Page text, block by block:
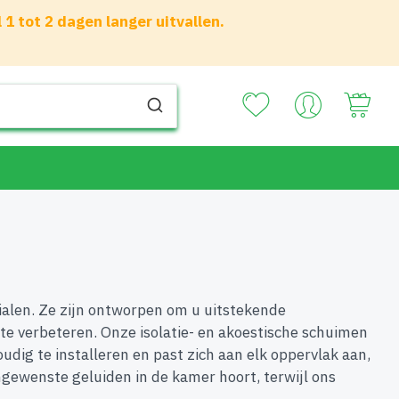
tot 2 dagen langer uitvallen.
Ze zijn ontworpen om u uitstekende
verbeteren. Onze isolatie- en akoestische schuimen
te installeren en past zich aan elk oppervlak aan,
geluiden in de kamer hoort, terwijl ons